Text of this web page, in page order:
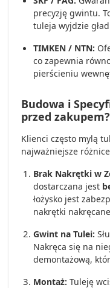
precyzję gwintu.
tuleja wyjdzie
TIMKEN / NTN:
co zapewnia
pierścieniu
Budowa i
przed zakupem?
Klienci często mylą
najważniejsze
Brak Nakrętki w
dostarczana jest
łożysko jest
nakrętki
Gwint na Tulei:
Nakręca się na
demontażową,
Montaż: Tuleję